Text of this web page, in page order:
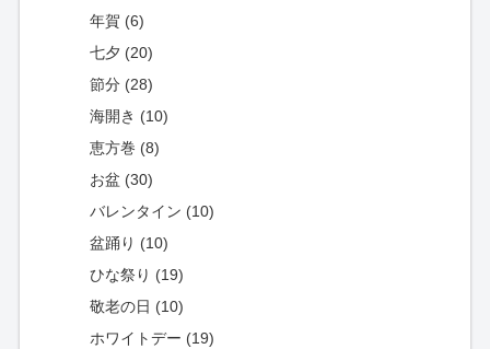
年賀 (6)
七夕 (20)
節分 (28)
海開き (10)
恵方巻 (8)
お盆 (30)
バレンタイン (10)
盆踊り (10)
ひな祭り (19)
敬老の日 (10)
ホワイトデー (19)